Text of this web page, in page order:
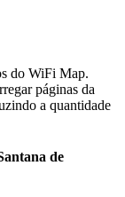
do WiFi Map.
páginas da
a quantidade
de